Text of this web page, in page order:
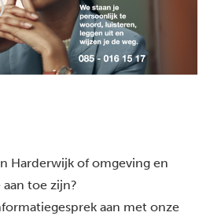
Harderwijk of omgeving en
toe zijn?
aan met onze